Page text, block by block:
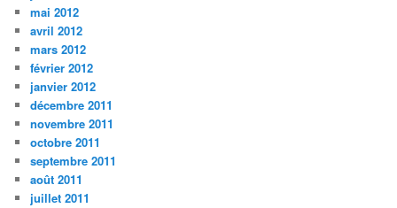
mai 2012
avril 2012
mars 2012
février 2012
janvier 2012
décembre 2011
novembre 2011
octobre 2011
septembre 2011
août 2011
juillet 2011